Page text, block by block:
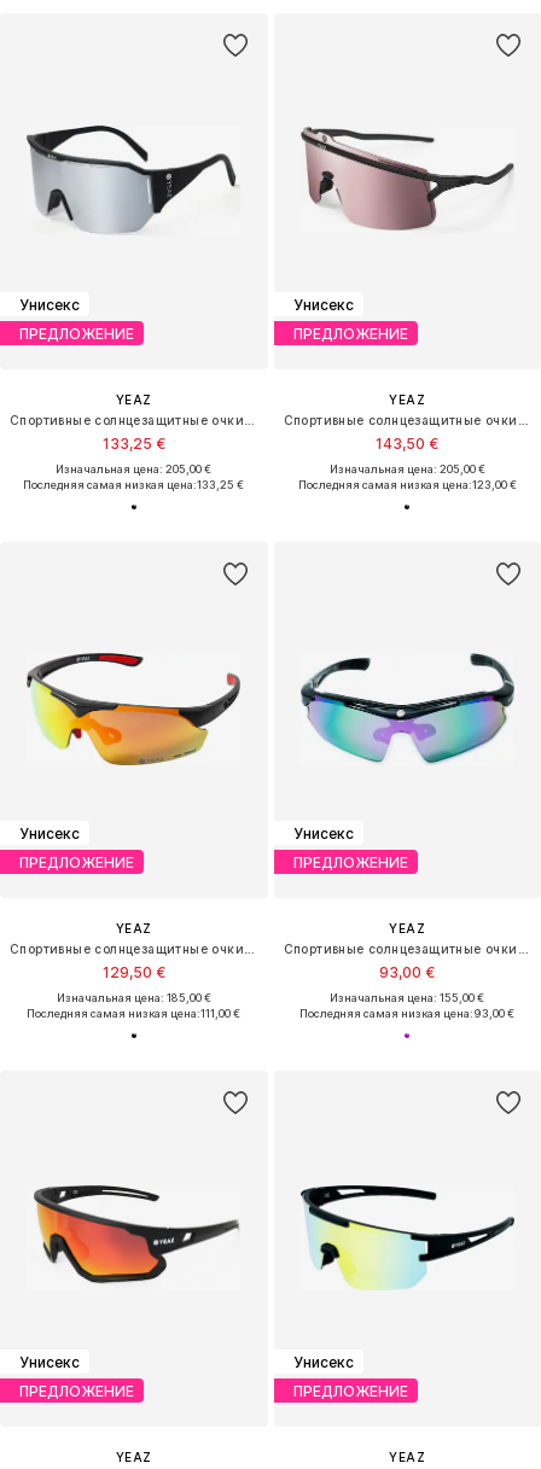
Унисекс
ПРЕДЛОЖЕНИЕ
YEAZ
133,25 €
Изначальная цена: 205,00 €
Последняя самая низкая цена:133,25 €
Унисекс
ПРЕДЛОЖЕНИЕ
YEAZ
143,50 €
Изначальная цена: 205,00 €
Последняя самая низкая цена:123,00 €
Унисекс
ПРЕДЛОЖЕНИЕ
YEAZ
129,50 €
Изначальная цена: 185,00 €
Последняя самая низкая цена:111,00 €
Унисекс
ПРЕДЛОЖЕНИЕ
YEAZ
93,00 €
Изначальная цена: 155,00 €
Последняя самая низкая цена:93,00 €
Унисекс
ПРЕДЛОЖЕНИЕ
YEAZ
Унисекс
ПРЕДЛОЖЕНИЕ
YEAZ